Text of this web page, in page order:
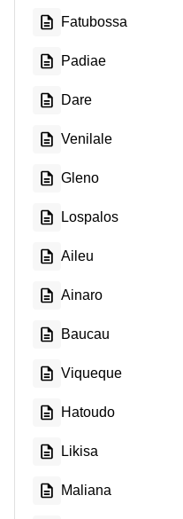
Fatubossa
Padiae
Dare
Venilale
Gleno
Lospalos
Aileu
Ainaro
Baucau
Viqueque
Hatoudo
Likisa
Maliana